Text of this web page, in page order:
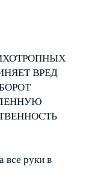
ВРЕД
все руки в